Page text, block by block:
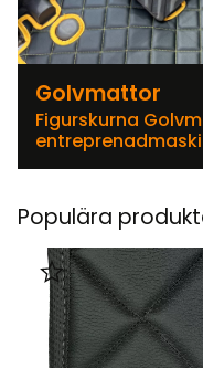
Golvmattor
Figurskurna
Populära
Lägg till i favoriter